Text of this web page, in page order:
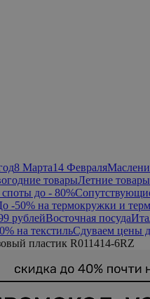
8 Марта14 Февраля
товарыЛетние товары
до - 80%
-50% на термокружки и
рублейВосточная посуда
на текстильСдуваем цены
пластик R011414-6RZ